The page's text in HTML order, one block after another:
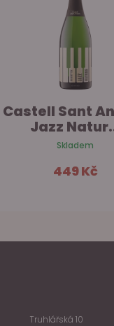
Castell Sant
Jazz
Skladem
449 Kč
Truhlářská 10